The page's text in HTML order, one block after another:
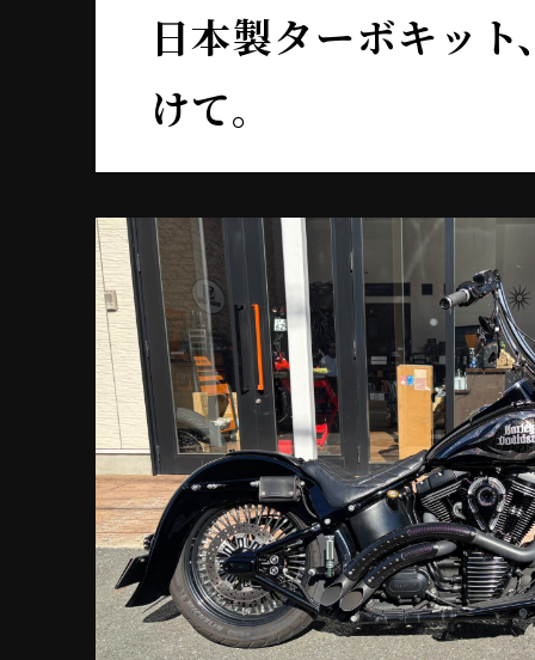
日本製ターボキッ
けて。